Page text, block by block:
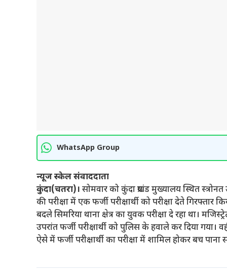
WhatsApp Group
न्यूज स्केल संवाददाता
कुंदा(चतरा)। सोमवार को कुंदा प्रखंड मुख्यालय स्थित स्त्रोनत
की परीक्षा में एक फर्जी परीक्षार्थी को परीक्षा देते गिरफ्तार
बदले सिमरिया थाना क्षेत्र का युवक परीक्षा दे रहा था।
उपरांत फर्जी परीक्षार्थी को पुलिस के हवाले कर दिया गया।
ऐसे में फर्जी परीक्षार्थी का परीक्षा में शामिल होकर बच